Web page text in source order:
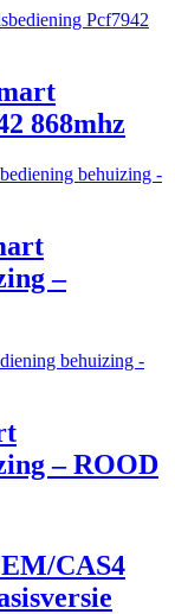
868mhz
–
– ROOD
CAS4